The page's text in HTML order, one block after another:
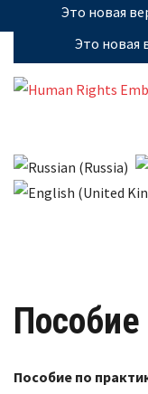
Это новая
Это новая
Пособие
Пособие по